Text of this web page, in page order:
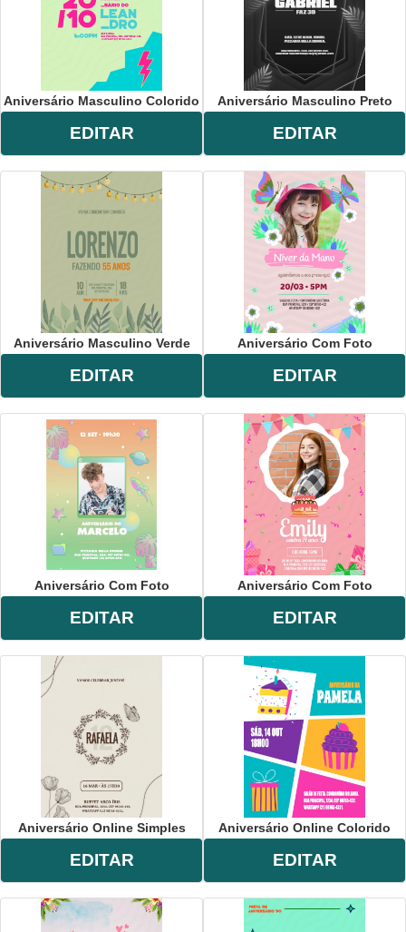
Aniversário Masculino Colorido
EDITAR
Aniversário Masculino Preto
EDITAR
Aniversário Masculino Verde
EDITAR
Aniversário Com Foto
EDITAR
Aniversário Com Foto
EDITAR
Aniversário Com Foto
EDITAR
Aniversário Online Simples
EDITAR
Aniversário Online Colorido
EDITAR